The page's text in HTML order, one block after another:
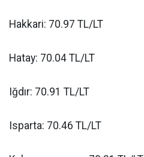
Hakkari: 70.97 TL/LT
Hatay: 70.04 TL/LT
Iğdır: 70.91 TL/LT
Isparta: 70.46 TL/LT